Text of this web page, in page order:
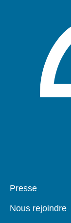
Pied
Presse
Nous rejoindre